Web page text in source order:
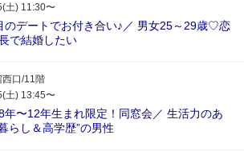
土) 11:30〜
のデートでお付き合い♪／ 男女25～29歳♡恋
で結婚したい
西口/11階
土) 13:45〜
年〜12年生まれ限定！同窓会／ 生活力のあ
らし＆高学歴”の男性